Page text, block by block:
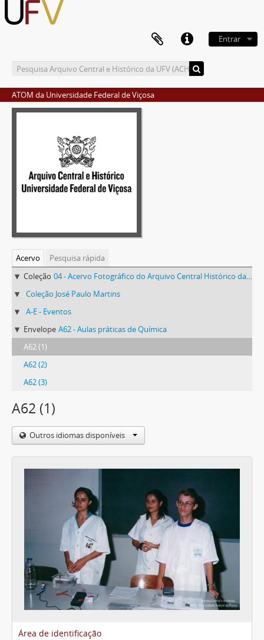
Entrar
ATOM da Universidade Federal de Viçosa
Acervo
Pesquisa rápida
Coleção 04 - Acervo Fotográfico do Arquivo Central Histórico da UFV
Coleção José Paulo Martins
A-E - Eventos
Envelope A62 - Aulas práticas de Química
A62 (1)
A62 (2)
A62 (3)
A62 (1)
Outros idiomas disponíveis
Área de identificação